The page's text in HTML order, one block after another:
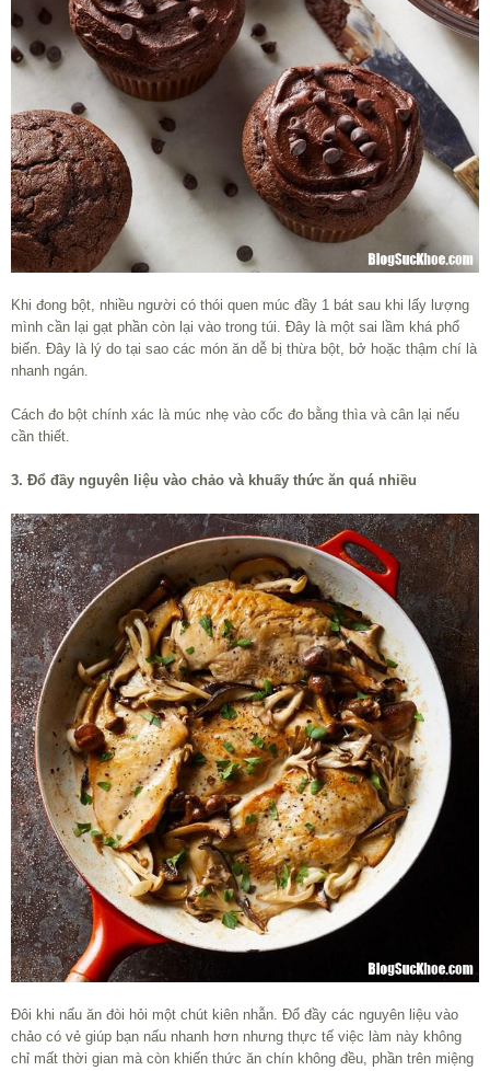
Khi đong bột, nhiều người có thói quen múc đầy 1 bát sau khi lấy lượng
mình cần lại gạt phần còn lại vào trong túi. Đây là một sai lầm khá phổ
biến. Đây là lý do tại sao các món ăn dễ bị thừa bột, bở hoặc thậm chí là
nhanh ngán.
Cách đo bột chính xác là múc nhẹ vào cốc đo bằng thìa và cân lại nếu
cần thiết.
3. Đổ đầy nguyên liệu vào chảo và khuấy thức ăn quá nhiều
Đôi khi nấu ăn đòi hỏi một chút kiên nhẫn. Đổ đầy các nguyên liệu vào
chảo có vẻ giúp bạn nấu nhanh hơn nhưng thực tế việc làm này không
chỉ mất thời gian mà còn khiến thức ăn chín không đều, phần trên miệng